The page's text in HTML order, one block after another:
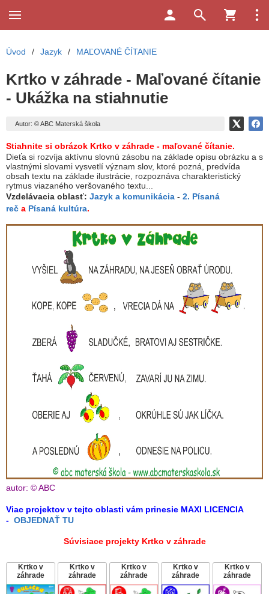
Úvod / Jazyk / MAĽOVANÉ ČÍTANIE
Krtko v záhrade - Maľované čítanie
- Ukážka na stiahnutie
Autor: © ABC Materská škola
Stiahnite si obrázok Krtko v záhrade - maľované čítanie.
Dieťa si rozvíja aktívnu slovnú zásobu na základe opisu obrázku a s
vlastnými slovami vysvetlí význam slov, ktoré pozná, predvída
obsah textu na základe ilustrácie, rozpoznáva charakteristický
rytmus viazaného veršovaného textu...
Vzdelávacia oblasť: Jazyk a komunikácia - 2. Písaná
reč a Písaná kultúra.
autor: © ABC
Viac projektov v tejto oblasti vám prinesie MAXI LICENCIA
- OBJEDNAŤ TU
Súvisiace projekty Krtko v záhrade
Krtko v
záhrade
Krtko v
záhrade
Krtko v
záhrade
Krtko v
záhrade
Krtko v
záhrade